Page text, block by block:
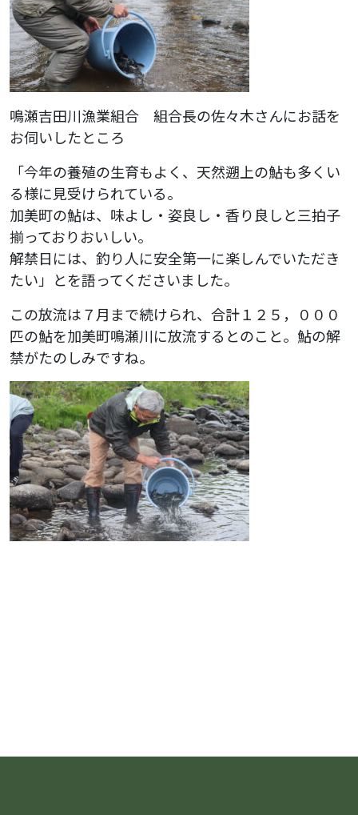
鳴瀬吉田川漁業組合 組合長の佐々木さんにお話を
お伺いしたところ
「今年の養殖の生育もよく、天然遡上の鮎も多くい
る様に見受けられている。
加美町の鮎は、味よし・姿良し・香り良しと三拍子
揃っておりおいしい。
解禁日には、釣り人に安全第一に楽しんでいただき
たい」とを語ってくださいました。
この放流は７月まで続けられ、合計１２５，０００
匹の鮎を加美町鳴瀬川に放流するとのこと。鮎の解
禁がたのしみですね。